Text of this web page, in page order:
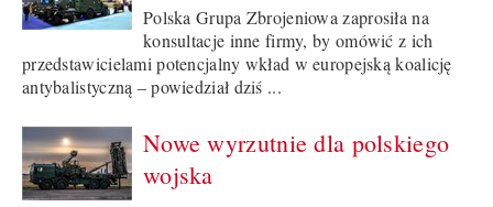
Polska Grupa Zbrojeniowa zaprosiła na
konsultacje inne firmy, by omówić z ich
przedstawicielami potencjalny wkład w europejską koalicję
antybalistyczną – powiedział dziś ...
Nowe wyrzutnie dla polskiego
wojska